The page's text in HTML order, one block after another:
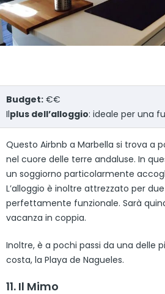
Budget: €€
Ilplus dell’alloggio: ideale per una
Questo Airbnb a Marbella si trova a
nel cuore delle terre andaluse. In
un soggiorno particolarmente
L’alloggio è inoltre attrezzato per
perfettamente funzionale. Sarà
vacanza in coppia.
Inoltre, è a pochi passi da una delle
costa, la Playa de Nagueles.
11. Il Mimo